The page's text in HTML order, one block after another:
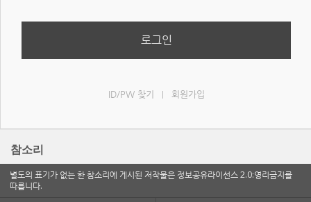
로그인
ID/PW 찾기 회원가입
참소리
별도의 표기가 없는 한 참소리에 게시된 저작물은 정보공유라이선스 2.0:영리금지를
따릅니다.